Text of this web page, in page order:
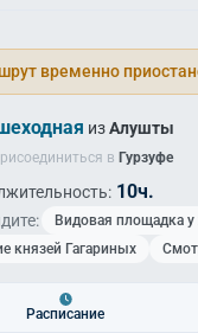
временно
изАлушты
в Гурзуфе
10ч.
Видовая площадка у
князей Гагариных
Расписание